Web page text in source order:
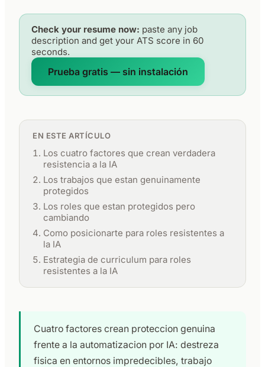
Check your resume now: paste any job
description and get your ATS score in 60
seconds.
Prueba gratis — sin instalación
EN ESTE ARTÍCULO
Los cuatro factores que crean verdadera
resistencia a la IA
Los trabajos que estan genuinamente
protegidos
Los roles que estan protegidos pero
cambiando
Como posicionarte para roles resistentes a
la IA
Estrategia de curriculum para roles
resistentes a la IA
Cuatro factores crean proteccion genuina
frente a la automatizacion por IA: destreza
fisica en entornos impredecibles, trabajo